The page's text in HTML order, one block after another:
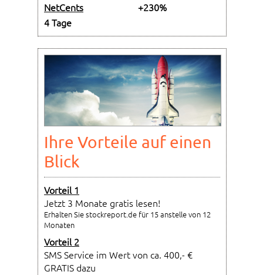
NetCents
+230%
4 Tage
Ihre Vorteile auf einen
Blick
Vorteil 1
Jetzt 3 Monate gratis lesen!
Erhalten Sie stockreport.de für 15 anstelle von 12
Monaten
Vorteil 2
SMS Service im Wert von ca. 400,- €
GRATIS dazu